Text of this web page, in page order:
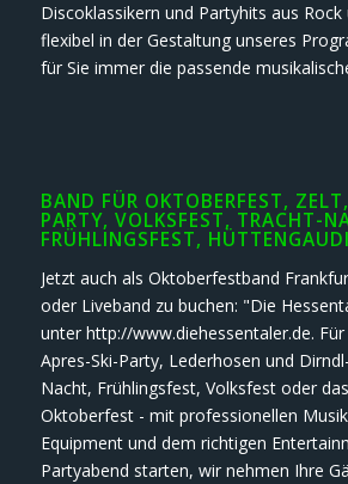
Discoklassikern und Partyhits aus
flexibel in der Gestaltung unseres
für Sie immer die passende
BAND FÜR OKTOBERFEST,
PARTY, VOLKSFEST, TRACHT-
FRÜHLINGSFEST,
Jetzt auch als Oktoberfestband
oder Liveband zu buchen: "Die
unter http://www.diehessentaler.de.
Apres-Ski-Party, Lederhosen und
Nacht, Frühlingsfest, Volksfest oder
Oktoberfest - mit professionellen
Equipment und dem richtigen
Partyabend starten, wir nehmen Ihre